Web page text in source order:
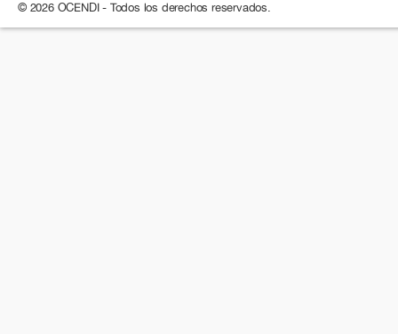
© 2026 OCENDI - Todos los derechos reservados.